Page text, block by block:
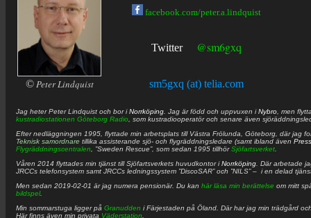
© Peter Lindquist
facebook.com/peter.a.lindquist
Twitter @sm6gxq
sm5gxq (at) telia.com
Jag heterPeter Lindquist och bor iNorrköping . Jag är född och uppvuxen iNybro , men
kustradiostationen Göteborg Radio , som kustradiooperatör och senare även
Efter nedläggningen 1995, flyttade min arbetsplats till Västra Frölunda, Göteborg, där jag
Teknisk samordnare tillika assisterande sjö- och flygräddningsledare (samt ibland även
Flygräddningscentralen , ”Sweden Rescue”, som sedan 1995 tillhörSjöfartsverket
Våren 2014 flyttades min tjänst till Sjöfartsverkets huvudkontor iNorrköping . Där arbetade
JRCCs telefonsystem samt JRCCs ledningssystem ”DiscoSAR” och ”NILS” – i en delad
Men sedan 2019-02-01 är jag numera pensionär. Du kan här läsa min berättelse om mitt
bildspel.
Min sommarstuga ligger på Granudden i Färjestaden på Öland. Där har jag min trädgård
Här finns även min privata Väderstation